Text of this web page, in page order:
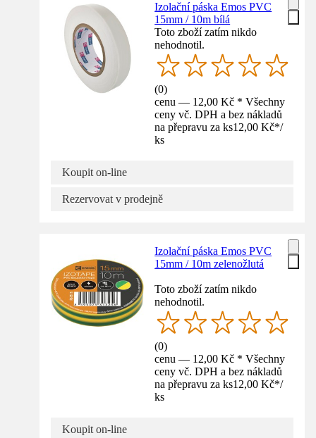
Izolační páska Emos PVC
15mm / 10m bílá
Toto zboží zatím nikdo
nehodnotil.
(0)
cenu — 12,00 Kč * Všechny
ceny vč. DPH a bez nákladů
na přepravu za ks12,00 Kč*/
ks
Koupit on-line
Rezervovat v prodejně
Izolační páska Emos PVC
15mm / 10m zelenožlutá
Toto zboží zatím nikdo
nehodnotil.
(0)
cenu — 12,00 Kč * Všechny
ceny vč. DPH a bez nákladů
na přepravu za ks12,00 Kč*/
ks
Koupit on-line